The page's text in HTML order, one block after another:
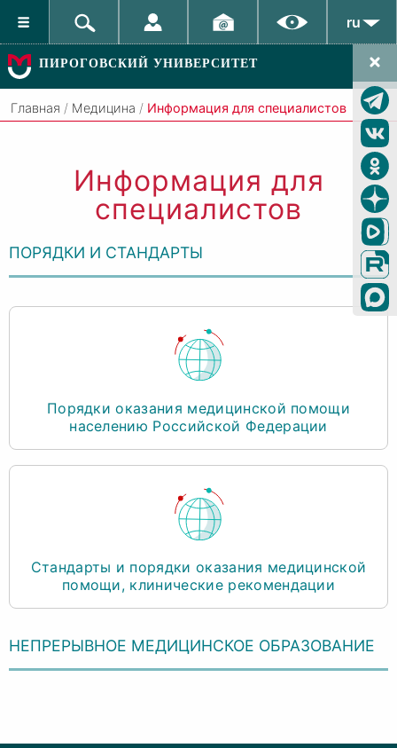
ru
ПИРОГОВСКИЙ УНИВЕРСИТЕТ
Главная / Медицина / Информация для специалистов
Информация для
специалистов
ПОРЯДКИ И СТАНДАРТЫ
Порядки оказания медицинской помощи
населению Российской Федерации
Стандарты и порядки оказания медицинской
помощи, клинические рекомендации
НЕПРЕРЫВНОЕ МЕДИЦИНСКОЕ ОБРАЗОВАНИЕ